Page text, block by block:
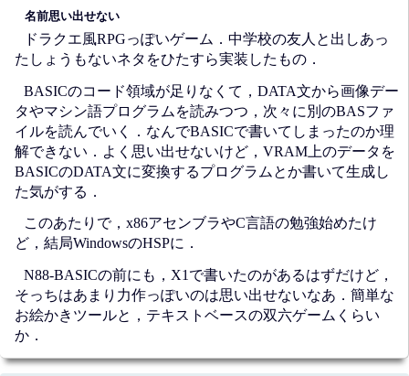
名前思い出せない
ドラクエ風RPGっぽいゲーム．中学校の友人と出しあっ
たしょうもないネタをひたすら実装したもの．
BASICのコード領域が足りなくて，DATA文から画像デー
タやマシン語プログラムを読みつつ，次々に別のBASファ
イルを読んでいく．なんでBASICで書いてしまったのか理
解できない．よく思い出せないけど，VRAM上のデータを
BASICのDATA文に変換するプログラムとか書いて生成し
た気がする．
このあたりで，x86アセンブラやC言語の勉強始めたけ
ど，結局WindowsのHSPに．
N88-BASICの前にも，X1で書いたのがあるはずだけど，
そっちはあまり力作っぽいのは思い出せないなあ．簡単な
お絵かきツールと，テキストベースの双六ゲームくらい
か．